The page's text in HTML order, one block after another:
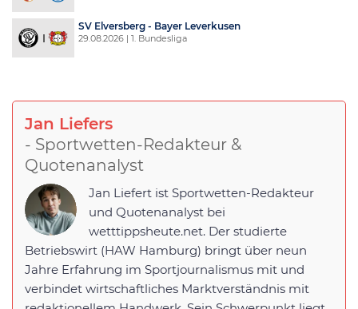
SV Elversberg - Bayer Leverkusen
29.08.2026 | 1. Bundesliga
Jan Liefers
- Sportwetten-Redakteur &
Quotenanalyst
Jan Liefert ist Sportwetten-Redakteur
und Quotenanalyst bei
wetttippsheute.net. Der studierte
Betriebswirt (HAW Hamburg) bringt über neun
Jahre Erfahrung im Sportjournalismus mit und
verbindet wirtschaftliches Marktverständnis mit